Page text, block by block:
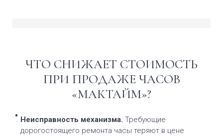
ЧТО СНИЖАЕТ СТОИМОСТЬ
ПРИ ПРОДАЖЕ ЧАСОВ
«МАКТАЙМ»?
Неисправность механизма. Требующие
дорогостоящего ремонта часы теряют в цене